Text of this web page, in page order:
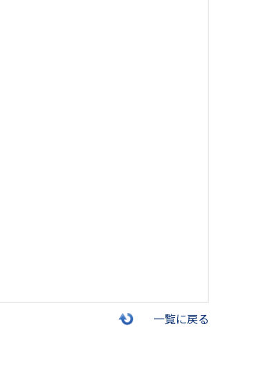
一覧に戻る